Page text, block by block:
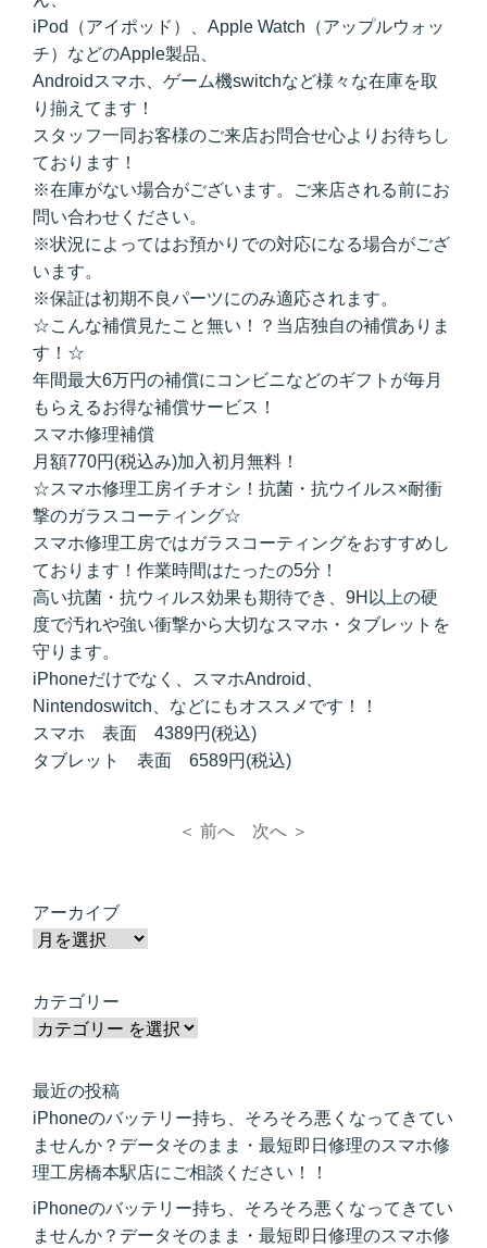
iPod（アイポッド）、Apple Watch（アップルウォッ
チ）などのApple製品、
Androidスマホ、ゲーム機switchなど様々な在庫を取
り揃えてます！
スタッフ一同お客様のご来店お問合せ心よりお待ちし
ております！
※在庫がない場合がございます。ご来店される前にお
問い合わせください。
※状況によってはお預かりでの対応になる場合がござ
います。
※保証は初期不良パーツにのみ適応されます。
☆こんな補償見たこと無い！？当店独自の補償ありま
す！☆
年間最大6万円の補償にコンビニなどのギフトが毎月
もらえるお得な補償サービス！
スマホ修理補償
月額770円(税込み)加入初月無料！
☆スマホ修理工房イチオシ！抗菌・抗ウイルス×耐衝
撃のガラスコーティング☆
スマホ修理工房ではガラスコーティングをおすすめし
ております！作業時間はたったの5分！
高い抗菌・抗ウィルス効果も期待でき、9H以上の硬
度で汚れや強い衝撃から大切なスマホ・タブレットを
守ります。
iPhoneだけでなく、スマホAndroid、
Nintendoswitch、などにもオススメです！！
スマホ 表面 4389円(税込)
タブレット 表面 6589円(税込)
＜ 前へ 次へ ＞
アーカイブ
カテゴリー
最近の投稿
iPhoneのバッテリー持ち、そろそろ悪くなってきてい
ませんか？データそのまま・最短即日修理のスマホ修
理工房橋本駅店にご相談ください！！
iPhoneのバッテリー持ち、そろそろ悪くなってきてい
ませんか？データそのまま・最短即日修理のスマホ修